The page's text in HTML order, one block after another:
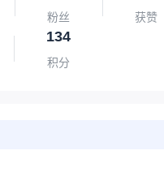
粉丝 获赞
134
积分